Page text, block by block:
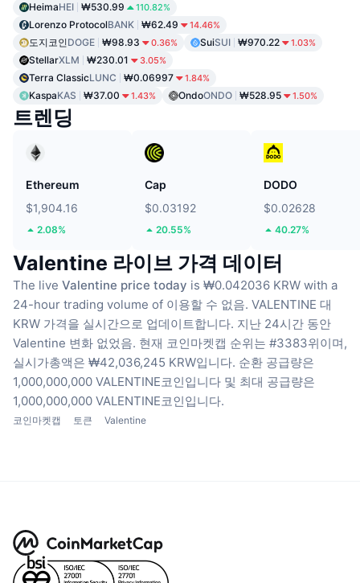
HeimaHEI ₩530.99 110.82%
Lorenzo ProtocolBANK ₩62.49 14.46%
도지코인DOGE ₩98.93 0.36% SuiSUI ₩970.22 1.03%
StellarXLM ₩230.01 3.05%
Terra ClassicLUNC ₩0.06997 1.84%
KaspaKAS ₩37.00 1.43% OndoONDO ₩528.95 1.50%
트렌딩
Ethereum
$1,904.16
2.08%
Cap
$0.03192
20.55%
DODO
$0.02628
40.27%
Valentine 라이브 가격 데이터
The live Valentine price today is ₩0.042036 KRW with a
24-hour trading volume of 이용할 수 없음. VALENTINE 대
KRW 가격을 실시간으로 업데이트합니다. 지난 24시간 동안
Valentine 변화 없었음. 현재 코인마켓캡 순위는 #3383위이며,
실시가총액은 ₩42,036,245 KRW입니다. 순환 공급량은
1,000,000,000 VALENTINE코인입니다 및 최대 공급량은
1,000,000,000 VALENTINE코인입니다.
코인마켓캡 토큰 Valentine